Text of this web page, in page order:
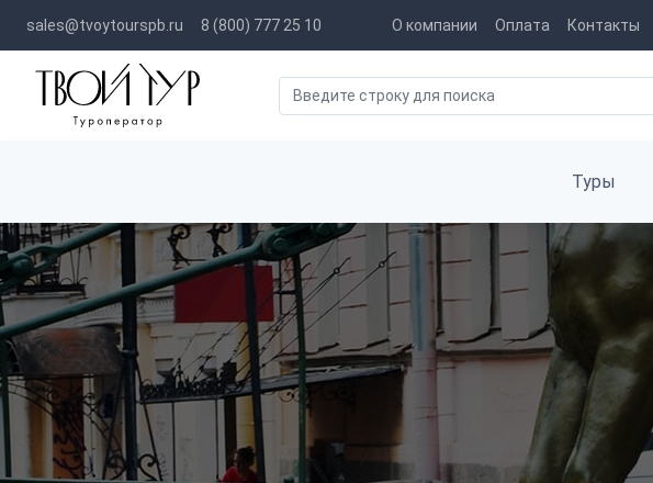
sales@tvoytourspb.ru 8 (800) 777 25 10 О компании Оплата Контакты
Туры